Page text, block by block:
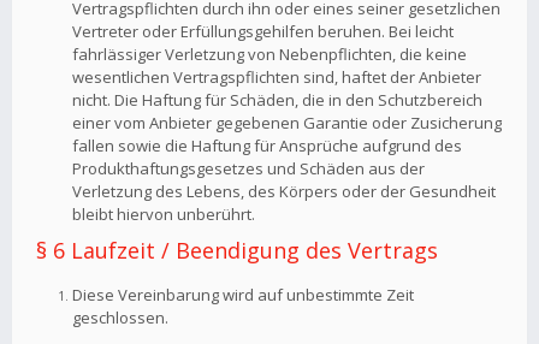
Vertragspflichten durch ihn oder eines seiner gesetzlichen
Vertreter oder Erfüllungsgehilfen beruhen. Bei leicht
fahrlässiger Verletzung von Nebenpflichten, die keine
wesentlichen Vertragspflichten sind, haftet der Anbieter
nicht. Die Haftung für Schäden, die in den Schutzbereich
einer vom Anbieter gegebenen Garantie oder Zusicherung
fallen sowie die Haftung für Ansprüche aufgrund des
Produkthaftungsgesetzes und Schäden aus der
Verletzung des Lebens, des Körpers oder der Gesundheit
bleibt hiervon unberührt.
§ 6 Laufzeit / Beendigung des Vertrags
Diese Vereinbarung wird auf unbestimmte Zeit
geschlossen.